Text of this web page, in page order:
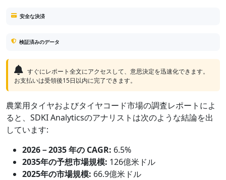
安全な決済
検証済みのデータ
すぐにレポート全文にアクセスして、意思決定を迅速化できます。
お支払いは受領後15日以内に完了できます。
農業用タイヤおよびタイヤコード市場の調査レポートによ
ると、SDKI Analyticsのアナリストは次のような結論を出
しています:
2026－2035 年の CAGR: 6.5%
2035年の予想市場規模: 126億米ドル
2025年の市場規模: 66.9億米ドル